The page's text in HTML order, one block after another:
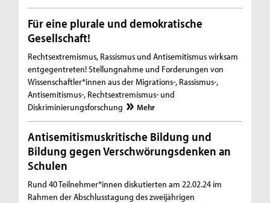
Für eine plurale und demokratische
Gesellschaft!
Rechtsextremismus, Rassismus und Antisemitismus wirksam
entgegentreten! Stellungnahme und Forderungen von
Wissenschaftler*innen aus der Migrations-, Rassismus-,
Antisemitismus-, Rechtsextremismus- und
Diskriminierungsforschung
Mehr
Antisemitismuskritische Bildung und
Bildung gegen Verschwörungsdenken an
Schulen
Rund 40 Teilnehmer*innen diskutierten am 22.02.24 im
Rahmen der Abschlusstagung des zweijährigen